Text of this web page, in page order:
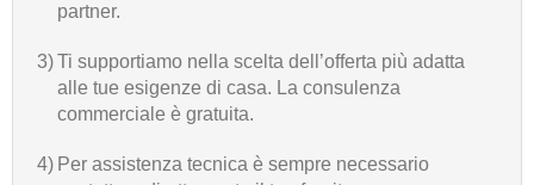
partner.
3)Ti supportiamo nella scelta dell’offerta più adatta
alle tue esigenze di casa. La consulenza
commerciale è gratuita.
4) Per assistenza tecnica è sempre necessario